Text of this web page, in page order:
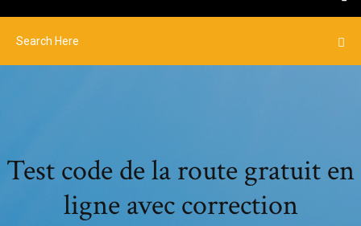
Test code de la route gratuit en
ligne avec correction